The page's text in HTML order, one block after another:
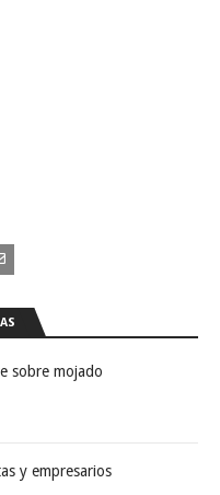
sobre mojado
y empresarios